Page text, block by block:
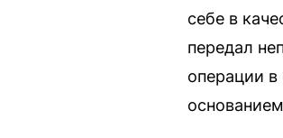
себе в
передал
операции